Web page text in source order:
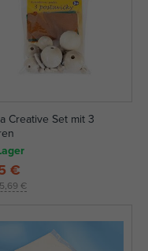
Creative Set mit 3
5,69 €
€